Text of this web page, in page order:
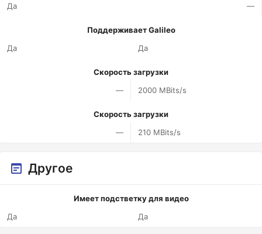
Да
—
Поддерживает Galileo
Да
Да
Скорость загрузки
—
2000 MBits/s
Скорость загрузки
—
210 MBits/s
Другое
Имеет подстветку для видео
Да
Да